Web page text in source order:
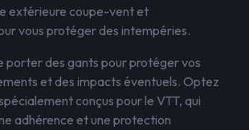
extérieure coupe-vent et
vous protéger des intempéries.
porter des gants pour protéger vos
et des impacts éventuels. Optez
conçus pour le VTT, qui
adhérence et une protection